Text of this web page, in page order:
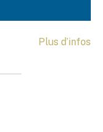
Plus d’infos